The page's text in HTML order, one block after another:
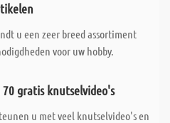
u een zeer breed assortiment
voor uw hobby.
gratis knutselvideo's
u met veel knutselvideo's en